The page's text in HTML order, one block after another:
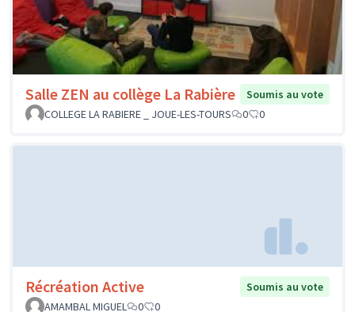
Salle ZEN au collège La Rabière
Soumis au vote
COLLEGE LA RABIERE _ JOUE-LES-TOURS
0 0
Récréation Active
Soumis au vote
AMAMBAL MIGUEL
0 0